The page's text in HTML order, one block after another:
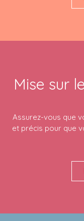
Mise sur
Assurez-vous que
et précis pour que